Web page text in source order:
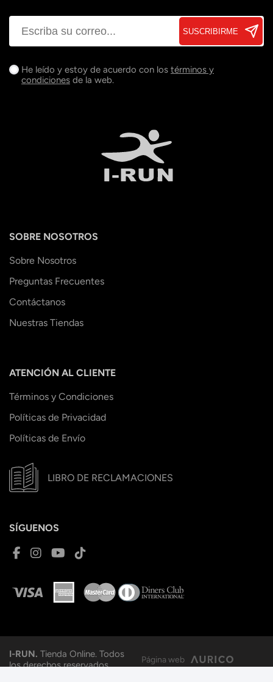
SUSCRIBIRME
He leído y estoy de acuerdo con los términos y
condiciones de la web.
SOBRE NOSOTROS
Sobre Nosotros
Preguntas Frecuentes
Contáctanos
Nuestras Tiendas
ATENCIÓN AL CLIENTE
Términos y Condiciones
Políticas de Privacidad
Políticas de Envío
LIBRO DE RECLAMACIONES
SÍGUENOS
I-RUN. Tienda Online. Todos
los derechos reservados.
Página web